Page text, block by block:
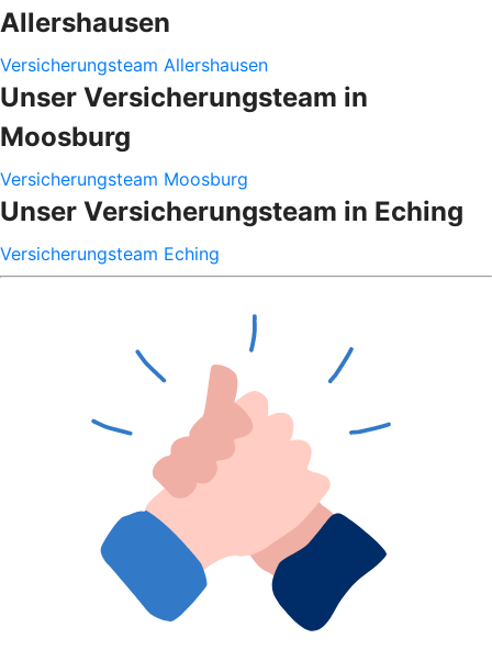
Allershausen
Versicherungsteam Allershausen
Unser Versicherungsteam in
Moosburg
Versicherungsteam Moosburg
Unser Versicherungsteam in Eching
Versicherungsteam Eching